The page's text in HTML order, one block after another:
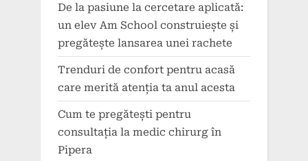
De la pasiune la cercetare aplicată:
un elev Am School construiește și
pregătește lansarea unei rachete
Trenduri de confort pentru acasă
care merită atenția ta anul acesta
Cum te pregătești pentru
consultația la medic chirurg în
Pipera